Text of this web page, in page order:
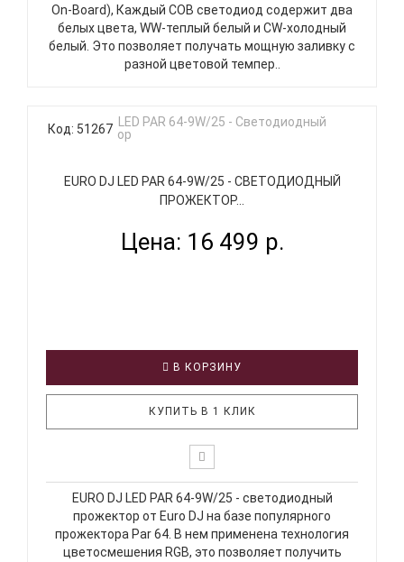
On-Board), Каждый COB светодиод содержит два
белых цвета, WW-теплый белый и CW-холодный
белый. Это позволяет получать мощную заливку с
разной цветовой темпер..
Код: 51267
EURO DJ LED PAR 64-9W/25 - СВЕТОДИОДНЫЙ
ПРОЖЕКТОР...
Цена: 16 499 р.
В КОРЗИНУ
КУПИТЬ В 1 КЛИК
EURO DJ LED PAR 64-9W/25 - светодиодный
прожектор от Euro DJ на базе популярного
прожектора Par 64. В нем применена технология
цветосмешения RGB, это позволяет получить